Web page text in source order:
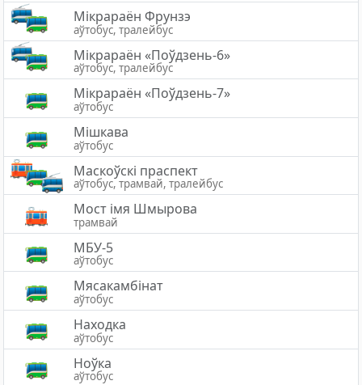
Мікрараён Фрунзэ
аўтобус, тралейбус
Мікрараён «Поўдзень-6»
аўтобус, тралейбус
Мікрараён «Поўдзень-7»
аўтобус
Мішкава
аўтобус
Маскоўскі праспект
аўтобус, трамвай, тралейбус
Мост імя Шмырова
трамвай
МБУ-5
аўтобус
Мясакамбінат
аўтобус
Находка
аўтобус
Ноўка
аўтобус